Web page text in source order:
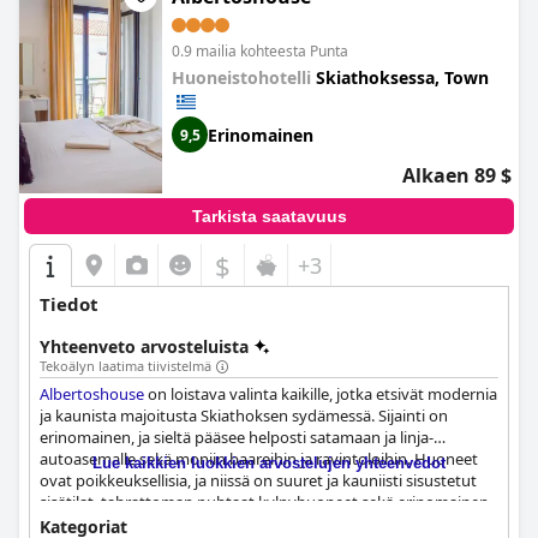
0.9 mailia kohteesta Punta
Huoneistohotelli Skiathoksessa, Town
9,5 Erinomainen
Alkaen 89 $
Tarkista saatavuus
$ +3
Tiedot
Yhteenveto arvosteluista
Tekoälyn laatima tiivistelmä
Albertoshouseon loistava valinta kaikille, jotka etsivät modernia
ja kaunista majoitusta Skiathoksen sydämessä. Sijainti on
erinomainen, ja sieltä pääsee helposti satamaan ja linja-
autoasemalle sekä moniin baareihin ja ravintoloihin. Huoneet
ovat poikkeuksellisia, ja niissä on suuret ja kauniisti sisustetut
sisätilat, tahrattoman puhtaat kylpyhuoneet sekä erinomainen
äänieristys ja ilmastointi. Henkilökunta, jota johtaa
Lue kaikkien luokkien arvostelujen yhteenvedot
Kategoriat